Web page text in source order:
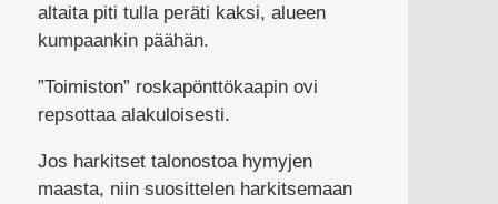
altaita piti tulla peräti kaksi, alueen
kumpaankin päähän.
”Toimiston” roskapönttökaapin ovi
repsottaa alakuloisesti.
Jos harkitset talonostoa hymyjen
maasta, niin suosittelen harkitsemaan